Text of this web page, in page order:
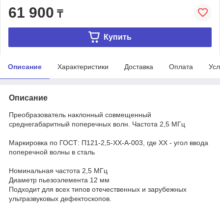
61 900 ₸
Купить
Описание Характеристики Доставка Оплата
Описание
Преобразователь наклонный совмещенный
среднегабаритный поперечных волн. Частота 2,5 МГц
Маркировка по ГОСТ: П121-2,5-ХХ-А-003, где XX - угол ввода
поперечной волны в сталь
Номинальная частота 2,5 МГц
Диаметр пьезоэлемента 12 мм
Подходит для всех типов отечественных и зарубежных
ультразвуковых дефектоскопов.